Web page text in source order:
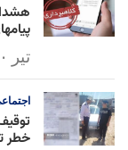
تیر ۲۰, ۱۴۰۵
خطر